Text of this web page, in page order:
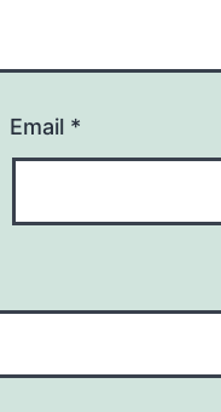
Email *